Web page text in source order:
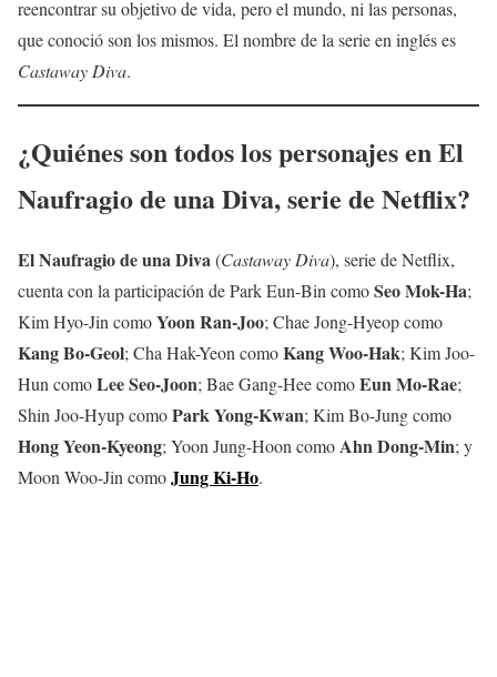
reencontrar su objetivo de vida, pero el mundo, ni las personas,
que conoció son los mismos. El nombre de la serie en inglés es
Castaway Diva.
¿Quiénes son todos los personajes enEl
Naufragio de una Diva, serie de Netflix?
El Naufragio de una Diva(Castaway Diva), serie de Netflix,
cuenta con la participación de Park Eun-Bin comoSeo Mok-Ha;
Kim Hyo-Jin comoYoon Ran-Joo; Chae Jong-Hyeop como
Kang Bo-Geol; Cha Hak-Yeon comoKang Woo-Hak; Kim Joo-
Hun comoLee Seo-Joon; Bae Gang-Hee comoEun Mo-Rae;
Shin Joo-Hyup comoPark Yong-Kwan; Kim Bo-Jung como
Hong Yeon-Kyeong; Yoon Jung-Hoon comoAhn Dong-Min; y
Moon Woo-Jin comoJung Ki-Ho.